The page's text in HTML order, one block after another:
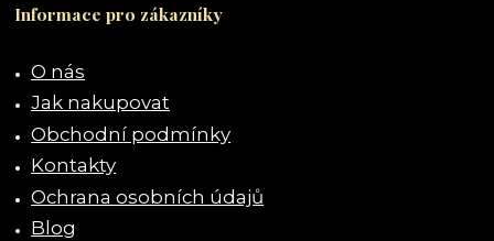
Informace pro zákazníky
O nás
Jak nakupovat
Obchodní podmínky
Kontakty
Ochrana osobních údajů
Blog